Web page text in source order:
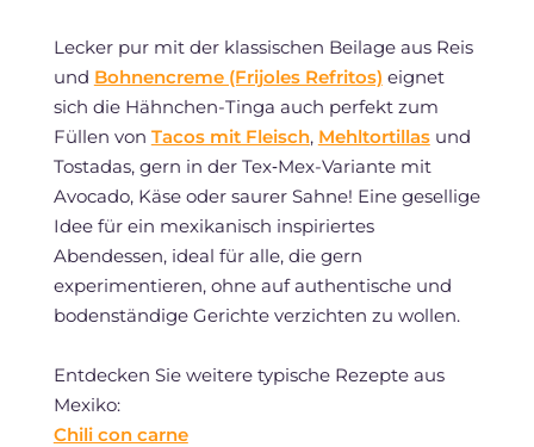
Lecker pur mit der klassischen Beilage aus Reis
und Bohnencreme (Frijoles Refritos) eignet
sich die Hähnchen-Tinga auch perfekt zum
Füllen von Tacos mit Fleisch, Mehltortillasund
Tostadas, gern in der Tex‑Mex-Variante mit
Avocado, Käse oder saurer Sahne! Eine gesellige
Idee für ein mexikanisch inspiriertes
Abendessen, ideal für alle, die gern
experimentieren, ohne auf authentische und
bodenständige Gerichte verzichten zu wollen.
Entdecken Sie weitere typische Rezepte aus
Mexiko:
Chili con carne